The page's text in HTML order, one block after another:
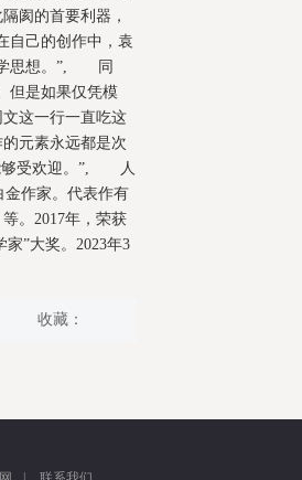
阂的首要利器，
自己的创作中，袁
学思想。”, 同
但是如果仅凭模
这一行一直吃这
元素永远都是次
够受欢迎。”, 人
作家。代表作有
。2017年，荣获
”大奖。2023年3
收藏：